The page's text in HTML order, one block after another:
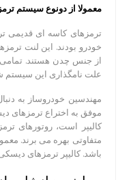
معمولا از دونوع سیستم
ترمزهای کاسه ای قدیمی
خودرو بودند. این لنت
از جنس چدن هستند. تمامی
علت نامگذاری این سیستم
مهندسین خودروساز به
کالیپر است، روتورهای
متفاوتی بهره می برند.
باشد. کالیپر ترمزهای دیسکی از ۸ پیستون استفاده می کنند که نیروی بازدارندگی عظیمی را